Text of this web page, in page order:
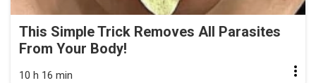
This Simple Trick Removes All Parasites
From Your Body!
10 h 16 min